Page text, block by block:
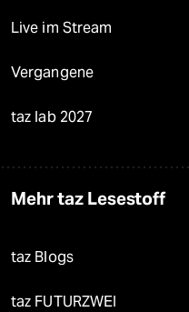
Live im Stream
Vergangene
taz lab 2027
Mehr taz Lesestoff
taz Blogs
taz FUTURZWEI